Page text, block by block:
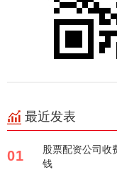
最近发表
01
股票配资公司收
钱